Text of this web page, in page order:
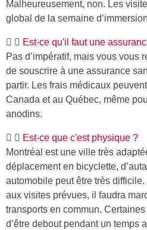
Malheureusement, non. Les
global de la semaine
Est-ce qu'il faut une
Pas d’impératif, mais vous vous
de souscrire à une assurance
partir. Les frais médicaux
Canada et au Québec, même
anodins.
Est-ce que c'est physique ?
Montréal est une ville très
déplacement en bicyclette,
automobile peut être très
aux visites prévues, il faudra
transports en commun.
d’être debout pendant un temps